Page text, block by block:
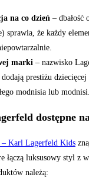
na co dzień – dbałość
sprawia, że każdy
marki – nazwisko
prestiżu
modnisia lub modnisi.
dostępne
Karl Lagerfeld Kids
łączą luksusowy styl z
należą: